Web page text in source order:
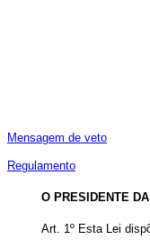
Mensagem de veto
Regulamento
O PRESIDENTE
Art. 1º Esta Lei